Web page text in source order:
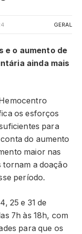
GERAL
e o aumento de
ainda mais
os esforços
para
do aumento
maior nas
tornam a doação
período.
25 e 31 de
7h às 18h, com
para que os